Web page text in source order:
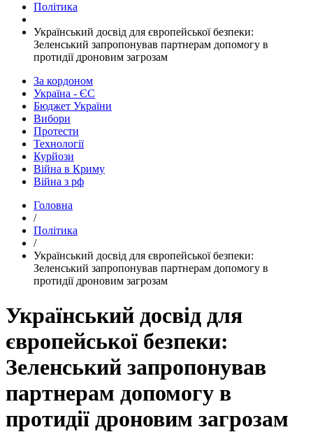
Політика
​Український досвід для європейської безпеки:
Зеленський запропонував партнерам допомогу в
протидії дроновим загрозам
За кордоном
Україна - ЄС
Бюджет України
Вибори
Протести
Технології
Курйози
Війна в Криму
Війна з рф
Головна
/
Політика
/
​Український досвід для європейської безпеки:
Зеленський запропонував партнерам допомогу в
протидії дроновим загрозам
Український досвід для
європейської безпеки:
Зеленський запропонував
партнерам допомогу в
протидії дроновим загрозам